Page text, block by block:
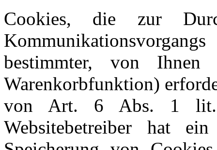
Cookies, die zur
bestimmter, von Ihnen
Warenkorbfunktion)
von Art. 6 Abs. 1 lit.
Websitebetreiber hat